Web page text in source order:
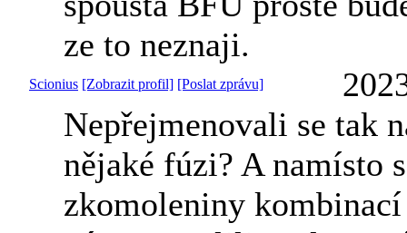
ze to neznaji.
Scionius [Zobrazit profil] [Poslat zprávu]
Nepřejmenovali se tak
nějaké fúzi? A namísto
zkomoleniny